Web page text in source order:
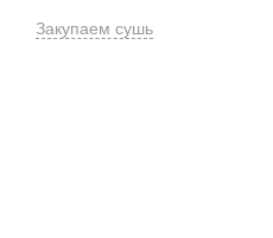
Закупаем сушь